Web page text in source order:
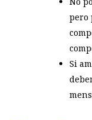
pero
Si